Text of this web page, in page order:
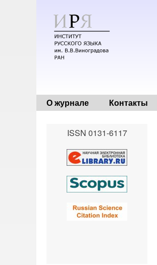
О журнале Контакты
ISSN 0131-6117